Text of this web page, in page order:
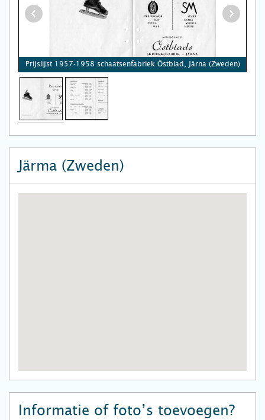
Prijslijst 1957-1958 schaatsenfabriek Östblad, Järna (Zweden)
Järma (Zweden)
Informatie of foto’s toevoegen?